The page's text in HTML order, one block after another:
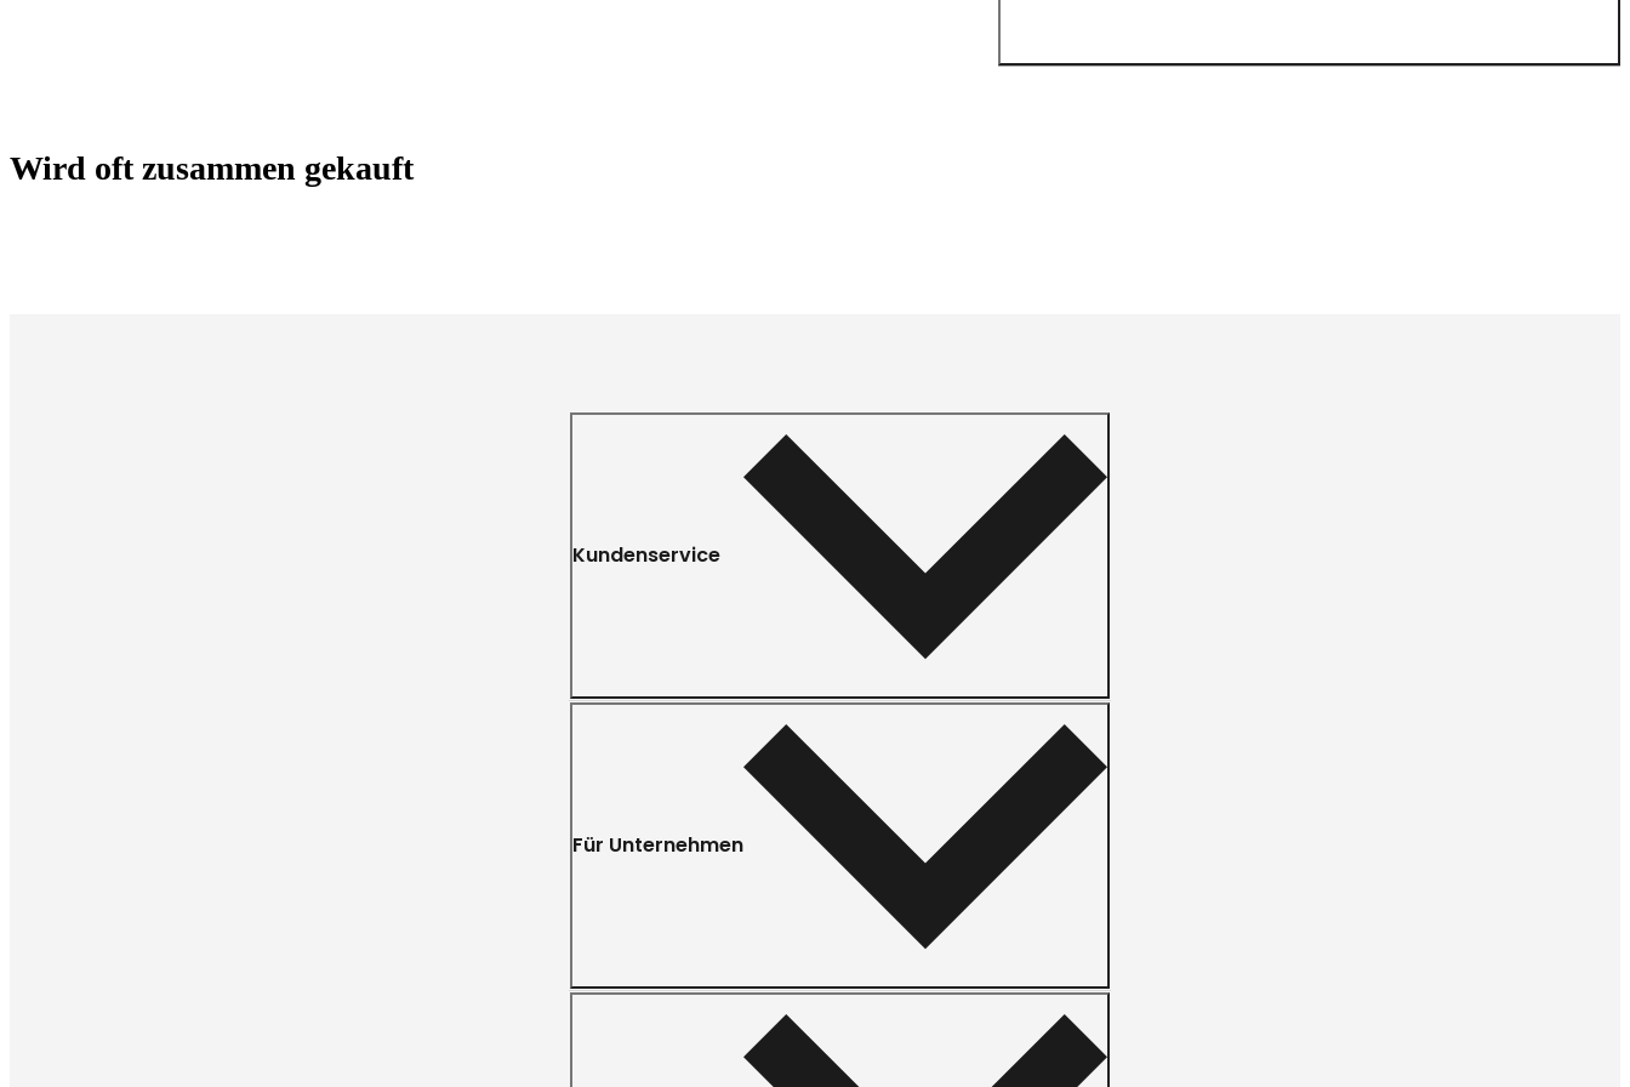
Wird oft zusammen gekauft
Kundenservice
Für Unternehmen